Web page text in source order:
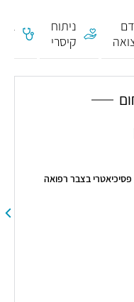
דם
ניתוח
קיסרי
בצבר רפואה